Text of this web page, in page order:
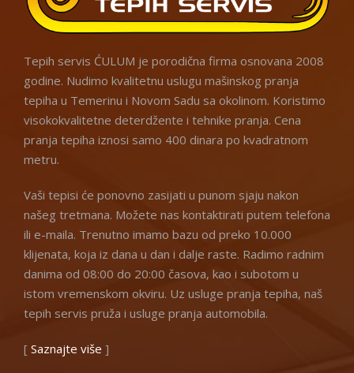
Tepih servis ĆULUM je porodična firma osnovana 2008
godine. Nudimo kvalitetnu uslugu mašinskog pranja
tepiha u Temerinu i Novom Sadu sa okolinom. Koristimo
visokokvalitetne deterdžente i tehnike pranja. Cena
pranja tepiha iznosi samo 400 dinara po kvadratnom
metru.
Vaši tepisi će ponovno zasijati u punom sjaju nakon
našeg tretmana. Možete nas kontaktirati putem telefona
ili e-maila. Trenutno imamo bazu od preko 10.000
klijenata, koja iz dana u dan i dalje raste. Radimo radnim
danima od 08:00 do 20:00 časova, kao i subotom u
istom vremenskom okviru. Uz usluge pranja tepiha, naš
tepih servis pruža i usluge pranja automobila.
[ Saznajte više ]